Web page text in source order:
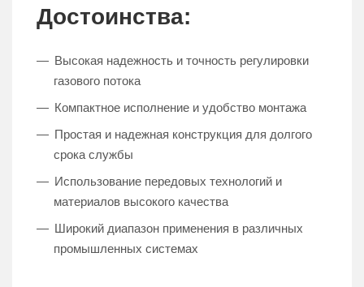
Достоинства:
Высокая надежность и точность регулировки
газового потока
Компактное исполнение и удобство монтажа
Простая и надежная конструкция для долгого
срока службы
Использование передовых технологий и
материалов высокого качества
Широкий диапазон применения в различных
промышленных системах